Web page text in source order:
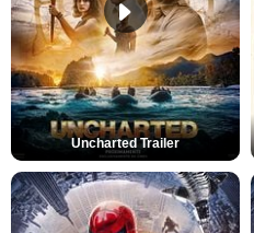
Uncharted Trailer